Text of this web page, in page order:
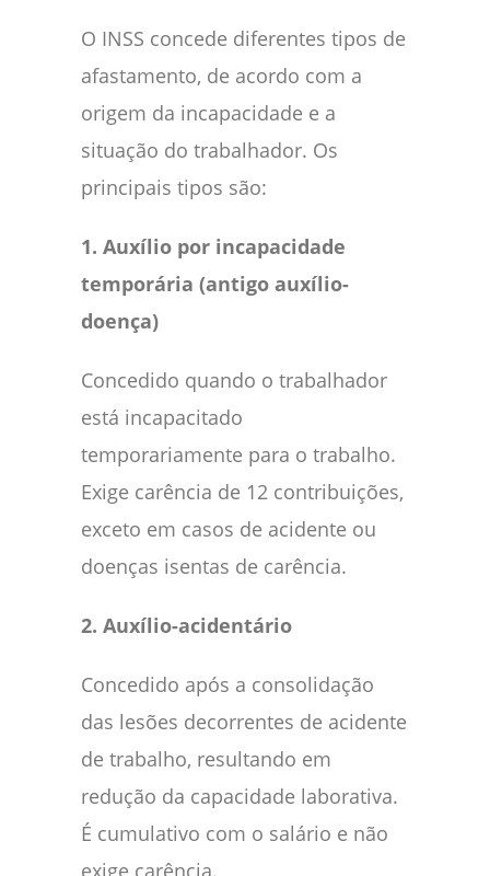
O INSS concede diferentes tipos de
afastamento, de acordo com a
origem da incapacidade e a
situação do trabalhador. Os
principais tipos são:
1. Auxílio por incapacidade
temporária (antigo auxílio-
doença)
Concedido quando o trabalhador
está incapacitado
temporariamente para o trabalho.
Exige carência de 12 contribuições,
exceto em casos de acidente ou
doenças isentas de carência.
2. Auxílio-acidentário
Concedido após a consolidação
das lesões decorrentes de acidente
de trabalho, resultando em
redução da capacidade laborativa.
É cumulativo com o salário e não
exige carência.